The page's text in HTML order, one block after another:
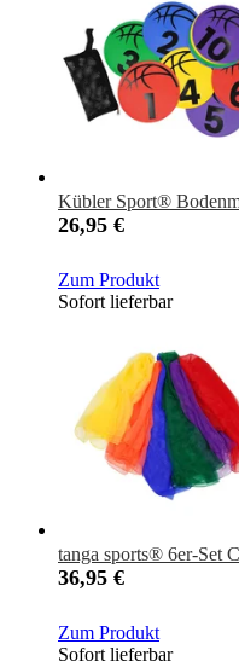
Kübler Sport®
26,95 €
Zum Produkt
Sofort lieferbar
tanga sports® 6er-Set
36,95 €
Zum Produkt
Sofort lieferbar